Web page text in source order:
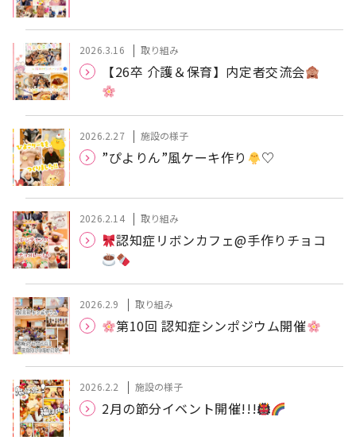
2026.3.16 取り組み
【26卒 介護＆保育】内定者交流会
2026.2.27 施設の様子
”ぴよりん”風ケーキ作り ♡
2026.2.14 取り組み
認知症リボンカフェ@手作りチョコ
2026.2.9 取り組み
第10回 認知症シンポジウム開催
2026.2.2 施設の様子
2月の節分イベント開催!!!